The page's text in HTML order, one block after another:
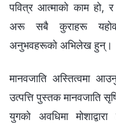
पवित्र आत्माको काम हो,
अरू सबै कुराहरू
अनुभवहरूको अभिलेख हुन्।
मानवजाति अस्तित्वमा
उत्पत्ति पुस्तक मानवजाति
युगको अवधिमा